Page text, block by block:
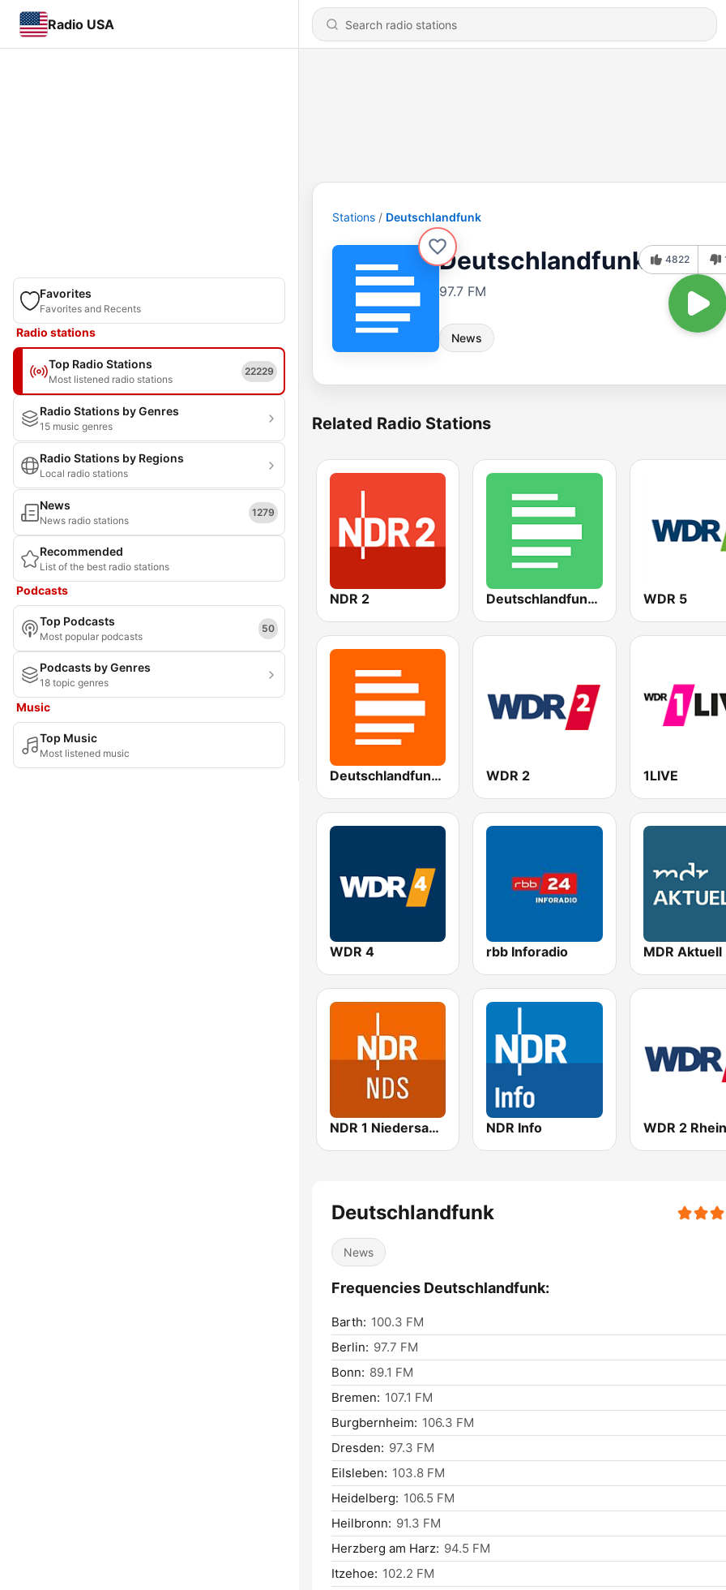
Radio USA
Favorites
Favorites and Recents
Radio stations
Top Radio Stations
Most listened radio stations
22229
Radio Stations by Genres
15 music genres
Radio Stations by Regions
Local radio stations
News
News radio stations
1279
Recommended
List of the best radio stations
Podcasts
Top Podcasts
Most popular podcasts
50
Podcasts by Genres
18 topic genres
Music
Top Music
Most listened music
Stations Deutschlandfunk
Deutschlandfunk
97.7 FM
News
4822
Related Radio Stations
NDR 2 Deutschlandfunk Nova WDR 5
Deutschlandfunk Kultur WDR 2 1LIVE
WDR 4 rbb Inforadio MDR Aktuell
NDR 1 Niedersachsen NDR Info
Deutschlandfunk
News
Frequencies Deutschlandfunk:
Barth: 100.3 FM
Berlin: 97.7 FM
Bonn: 89.1 FM
Bremen: 107.1 FM
Burgbernheim: 106.3 FM
Dresden: 97.3 FM
Eilsleben: 103.8 FM
Heidelberg: 106.5 FM
Heilbronn: 91.3 FM
Herzberg am Harz: 94.5 FM
Itzehoe: 102.2 FM